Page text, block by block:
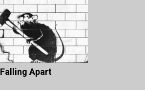
Falling Apart